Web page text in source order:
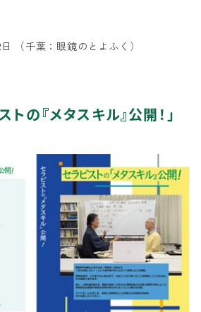
（千葉：眼鏡のとよふく）
トの『メタスキル』公開！」